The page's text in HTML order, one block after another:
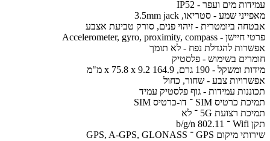
עמידות מים ועפר - IP52
מאפייני שמע - סטריאו, 3.5mm jack
אבטחה ביומטרית - זיהוי פנים, סורק טביעת אצבע
פרטי חיישן - Accelerometer, gyro, proximity, compass
אפשרות להגדלת נפח - לא תומך
חומרים בשימוש - פלסטיק
מידות ומשקל - 190 גרם, 164.9 x 75.8 x 9.2 מ"מ
אפשרויות צבע - שחור, כחול
תכוננות עמידות - גוף פלסטיק עמיד
תמיכת כרטיס SIM ־ דו-כרטיס SIM
תמיכת רצועת 5G ־ לא
תקן Wifi ־ 802.11 b/g/n
שירותי מיקום GPS ־ GPS, A-GPS, GLONASS